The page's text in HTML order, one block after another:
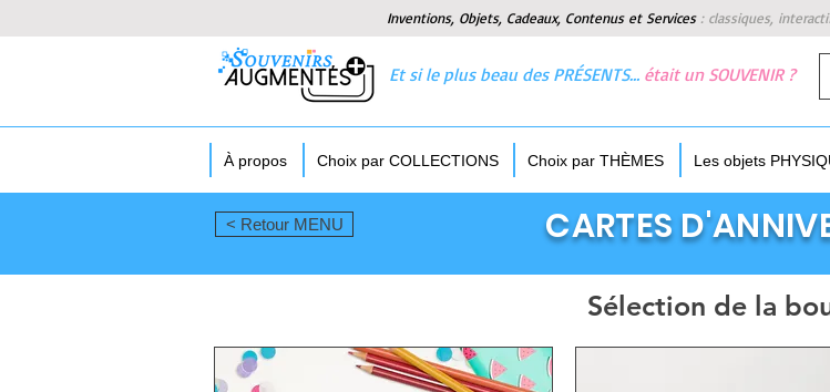
Inventions, Objets, Cadeaux, Contenus et Services : classiques,
Et si le plus beau des PRÉSENTS… était un SOUVENIR ?
À propos Choix par COLLECTIONS Choix par THÈMES Les objets
< Retour MENU CARTES
Sélection de la